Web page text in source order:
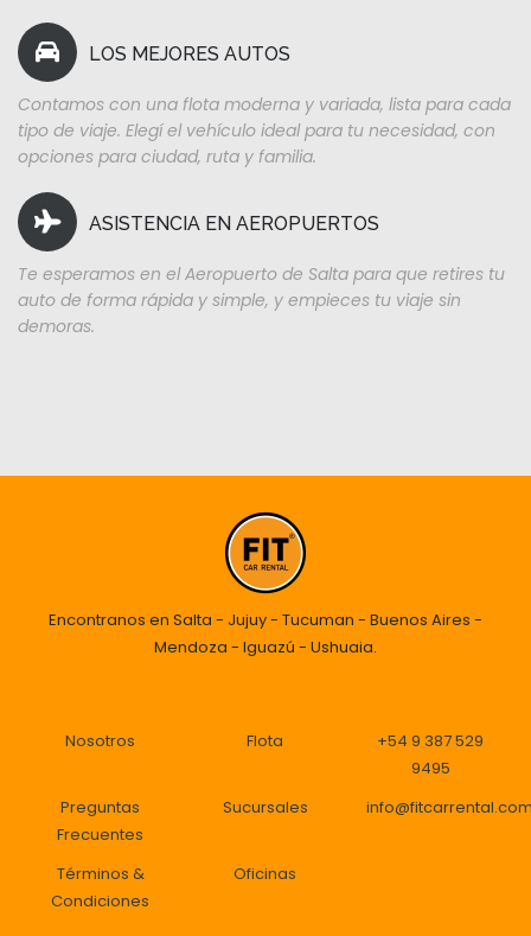
LOS MEJORES AUTOS
Contamos con una flota moderna y variada, lista para cada
tipo de viaje. Elegí el vehículo ideal para tu necesidad, con
opciones para ciudad, ruta y familia.
ASISTENCIA EN AEROPUERTOS
Te esperamos en el Aeropuerto de Salta para que retires tu
auto de forma rápida y simple, y empieces tu viaje sin
demoras.
Encontranos en Salta - Jujuy - Tucuman - Buenos Aires -
Mendoza - Iguazú - Ushuaia.
Nosotros Flota
+54 9 387 529
9495
Preguntas
Frecuentes
Sucursales
Términos &
Condiciones
Oficinas